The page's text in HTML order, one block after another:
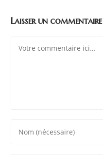
Laisser un commentaire